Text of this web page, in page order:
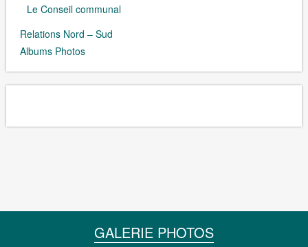
Le Conseil communal
Relations Nord – Sud
Albums Photos
GALERIE PHOTOS